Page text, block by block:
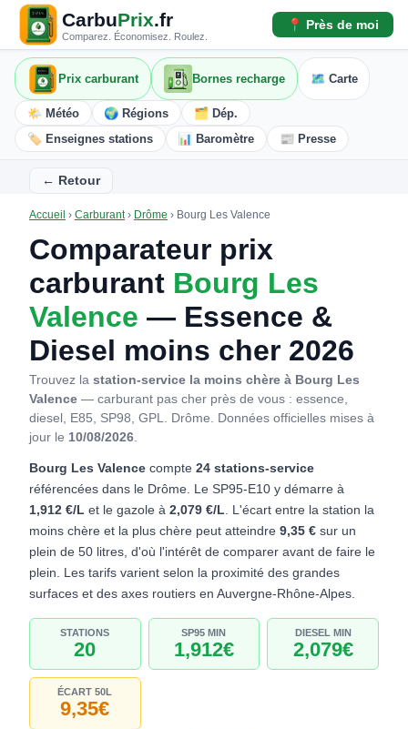
CarbuPrix.fr
Comparez. Économisez. Roulez.
📍 Près de moi
Prix carburant Bornes recharge 🗺️ Carte
🌤️ Météo 🌍 Régions
🗂️ Dép.
🏷️ Enseignes stations
📊 Baromètre 📰 Presse
← Retour
Accueil › Carburant› Drôme › Bourg Les Valence
Comparateur prix
carburant Bourg Les
Valence — Essence &
Diesel moins cher 2026
Trouvez la station-service la moins chère à Bourg Les
Valence — carburant pas cher près de vous : essence,
diesel, E85, SP98, GPL. Drôme. Données officielles mises à
jour le 10/08/2026.
Bourg Les Valence compte 24 stations-service
référencées dans le Drôme. Le SP95-E10 y démarre à
1,912 €/L et le gazole à 2,079 €/L. L'écart entre la station la
moins chère et la plus chère peut atteindre 9,35 € sur un
plein de 50 litres, d'où l'intérêt de comparer avant de faire le
plein. Les tarifs varient selon la proximité des grandes
surfaces et des axes routiers en Auvergne-Rhône-Alpes.
STATIONS
20
SP95 MIN
1,912€
DIESEL MIN
2,079€
ÉCART 50L
9,35€